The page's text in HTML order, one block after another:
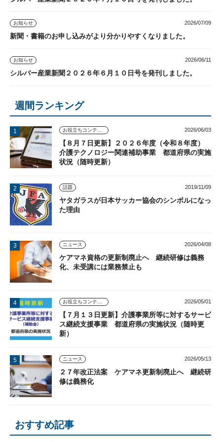
お知らせ 2026/07/09
新聞・書籍のお申し込みがより分かりやすくなりました。
お知らせ 2026/06/11
シルバー産業新聞２０２６年６月１０日号を発刊しました。
週間ランキング
お役立ちコンテンツ 2026/06/03
【８月７日更新】２０２６年度（令和８年度）
介護テクノロジー関連補助事業 都道府県の実施
状況（随時更新）
話題 2019/11/09
ヤタガラスが日本サッカー協会のシンボルになっ
た理由
ニュース 2026/04/08
ケアマネ資格の更新制廃止へ 継続研修は義務
化、未受講には業務禁止も
お役立ちコンテンツ 2026/05/01
【７月１３日更新】介護事業所等に対するサービ
ス継続支援事業 都道府県の実施状況（随時更
新）
ニュース 2026/05/13
２７年改正法案 ケアマネ更新制廃止へ 継続研
修は義務化
おすすめ記事